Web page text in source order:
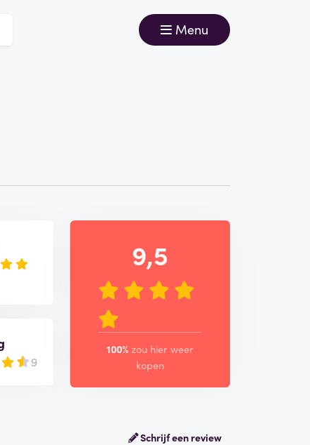
Menu
9
9,5
100% zou hier weer
kopen
Schrijf een review